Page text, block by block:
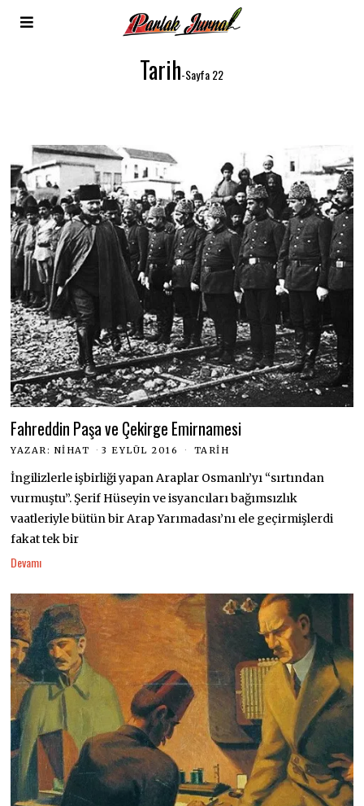
Tarih-Sayfa 22
Fahreddin Paşa ve Çekirge Emirnamesi
YAZAR: NIHAT 3 EYLÜL 2016 TARIH
İngilizlerle işbirliği yapan Araplar Osmanlı’yı “sırtından
vurmuştu”. Şerif Hüseyin ve isyancıları bağımsızlık
vaatleriyle bütün bir Arap Yarımadası’nı ele geçirmişlerdi
fakat tek bir
Devamı